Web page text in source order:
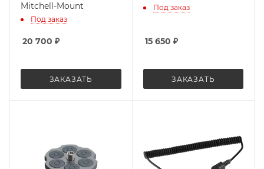
Mitchell-Mount
Под заказ
20 700 ₽
ЗАКАЗАТЬ
Под заказ
15 650 ₽
ЗАКАЗАТЬ